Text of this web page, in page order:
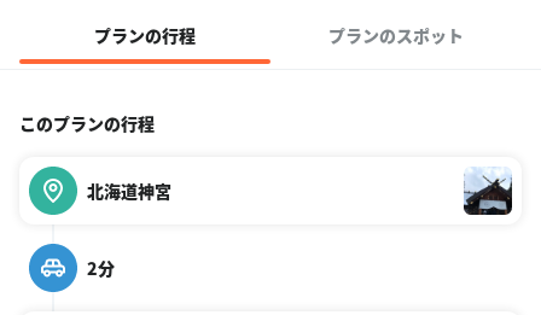
プランの行程 プランのスポット
このプランの行程
北海道神宮
2分